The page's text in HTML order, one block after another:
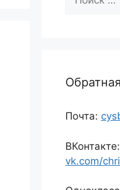
Почта:
ВКонтакте:
vk.com/